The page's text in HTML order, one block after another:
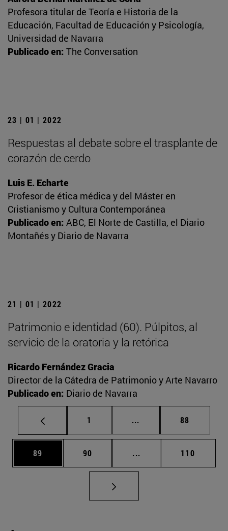
Profesora titular de Teoría e Historia de la
Educación, Facultad de Educación y Psicología,
Universidad de Navarra
Publicado en: The Conversation
23 | 01 | 2022
Respuestas al debate sobre el trasplante de
corazón de cerdo
Luis E. Echarte
Profesor de ética médica y del Máster en
Cristianismo y Cultura Contemporánea
Publicado en: ABC, El Norte de Castilla, el Diario
Montañés y Diario de Navarra
21 | 01 | 2022
Patrimonio e identidad (60). Púlpitos, al
servicio de la oratoria y la retórica
Ricardo Fernández Gracia
Director de la Cátedra de Patrimonio y Arte Navarro
Publicado en: Diario de Navarra
Página
1 ... Páginas intermedias
Página
88
Página
89 Página
90 ... Páginas intermedias
Página
110